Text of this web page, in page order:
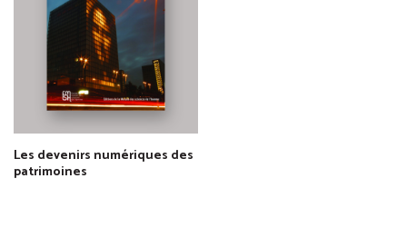
Les devenirs numériques des
patrimoines